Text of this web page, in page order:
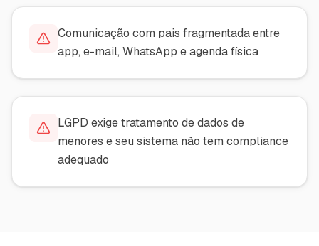
Comunicação com pais fragmentada entre
app, e-mail, WhatsApp e agenda física
LGPD exige tratamento de dados de
menores e seu sistema não tem compliance
adequado